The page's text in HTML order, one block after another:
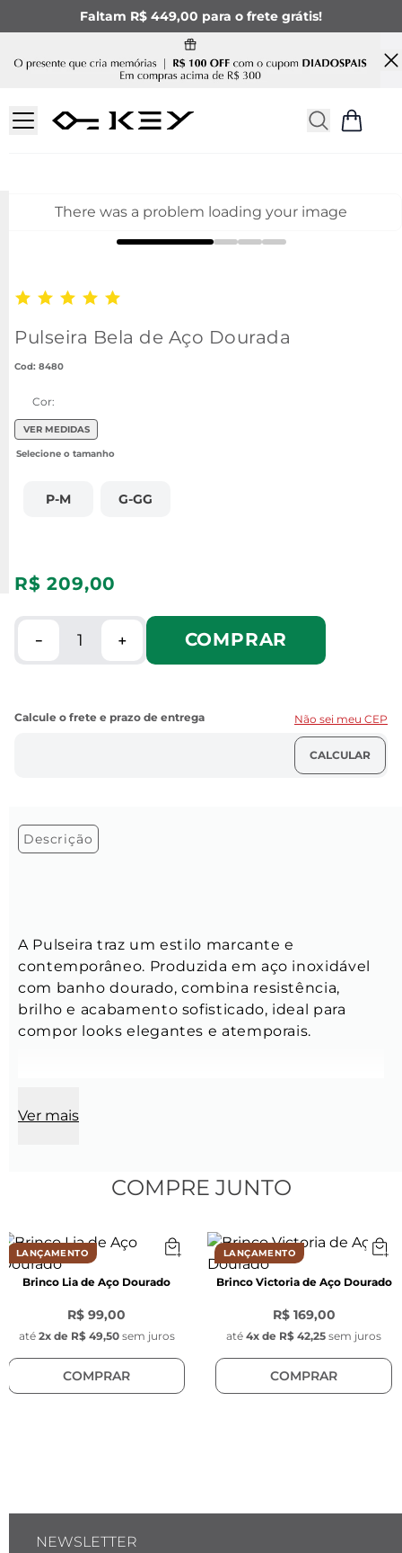
Faltam R$ 449,00 para o frete grátis!
There was a problem loading your image
Pulseira Bela de Aço Dourada
: 8480
Cor:
VER MEDIDAS
P-M G-GG
R$ 209,00
＋
－ COMPRAR
Não sei meu CEP
Descrição
A Pulseira traz um estilo marcante e
contemporâneo. Produzida em aço inoxidável
com banho dourado, combina resistência,
brilho e acabamento sofisticado, ideal para
compor looks elegantes e atemporais.
Corrente:
Espessura: 2,3 mm
Cor: Dourado
Material: Aço inoxidável
Modelo: Groumet
Formato: Redondo com gravação da chave da
Ver mais
COMPRE JUNTO
LANÇAMENTO
Brinco Lia de Aço Dourado
R$ 99,00
até 2x de R$ 49,50 sem juros
COMPRAR
LANÇAMENTO
Brinco Victoria de Aço Dourado
R$ 169,00
até 4x de R$ 42,25 sem juros
COMPRAR
NEWSLETTER